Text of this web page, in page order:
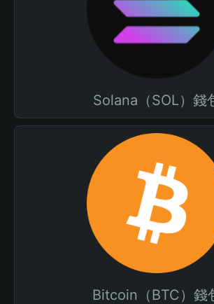
Solana（SOL）錢
Bitcoin（BTC）錢